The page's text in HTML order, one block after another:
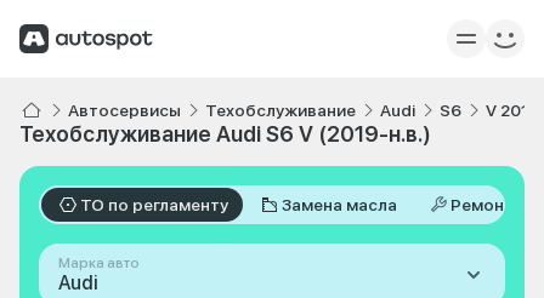
Автосервисы Техобслуживание Audi S6 V
Техобслуживание Audi S6 V (2019-н.в.)
ТО по регламенту Замена масла Ремонт
Марка авто
Audi